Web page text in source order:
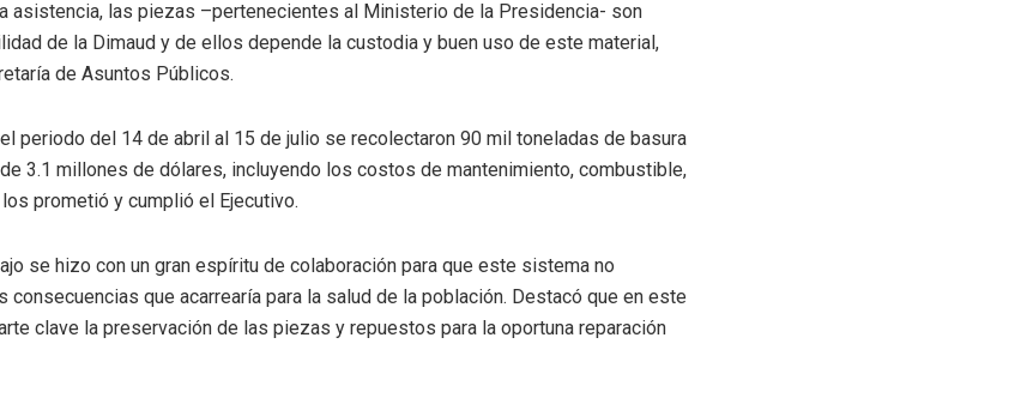
asistencia, las piezas –pertenecientes al Ministerio de la Presidencia- son
de la Dimaud y de ellos depende la custodia y buen uso de este material,
de Asuntos Públicos.
periodo del 14 de abril al 15 de julio se recolectaron 90 mil toneladas de basura
3.1 millones de dólares, incluyendo los costos de mantenimiento, combustible,
prometió y cumplió el Ejecutivo.
se hizo con un gran espíritu de colaboración para que este sistema no
que acarrearía para la salud de la población. Destacó que en este
clave la preservación de las piezas y repuestos para la oportuna reparación